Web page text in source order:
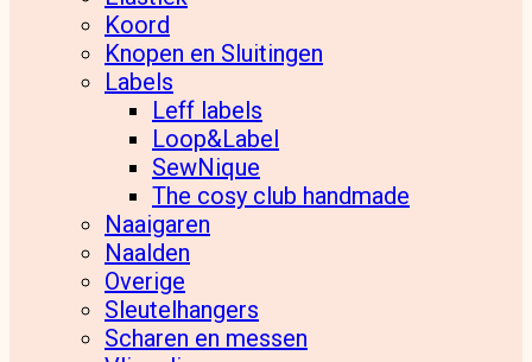
Koord
Knopen en Sluitingen
Labels
Leff labels
Loop&Label
SewNique
The cosy club handmade
Naaigaren
Naalden
Overige
Sleutelhangers
Scharen en messen